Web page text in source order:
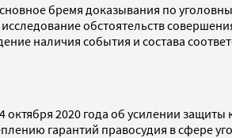
бремя доказывания по
обстоятельств
наличия события и состава
2020 года об усилении
гарантий правосудия в сфере